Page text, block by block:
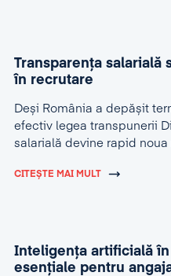
Transparența
în recrutare
Deși România a depășit
efectiv legea transpunerii
salarială devine rapid noua
CITEȘTE MAI MULT
Inteligența artificială
esențiale pentru